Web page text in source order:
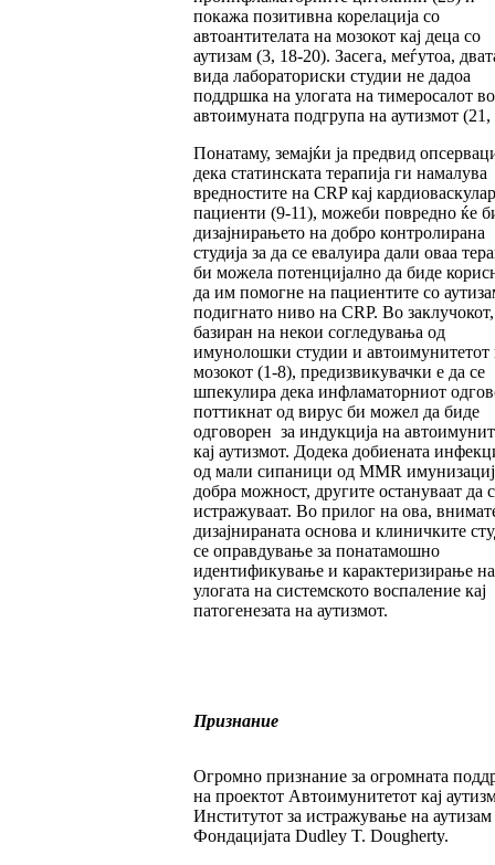
покажа позитивна корелација со
автоантителата на мозокот кај деца со
аутизам (3, 18-20). Засега, меѓутоа,
вида лабораториски студии не дадоа
поддршка на улогата на тимеросалот во
автоимуната подгрупа на аутизмот (21,
Понатаму, земајќи ја предвид
дека статинската терапија ги намалува
вредностите на CRP кај
пациенти (9-11), можеби повредно ќе
дизајнирањето на добро контролирана
студија за да се евалуира дали оваа
би можела потенцијално да биде
да им помогне на пациентите со
подигнато ниво на CRP. Во заклучокот,
базиран на некои согледувања од
имунолошки студии и автоимунитетот
мозокот (1-8), предизвикувачки е да се
шпекулира дека инфламаторниот
поттикнат од вирус би можел да биде
одговорен за индукција на
кај аутизмот. Додека добиената
од мали сипаници од MMR
добра можност, другите остануваат да
истражуваат. Во прилог на ова,
дизајнираната основа и клиничките
се оправдување за понатамошно
идентификување и карактеризирање на
улогата на системското воспаление кај
патогенезата на аутизмот.
Признание
Огромно признание за огромната
на проектот Автоимунитетот кај
Институтот за истражување на
Фондацијата Dudley T. Dougherty.